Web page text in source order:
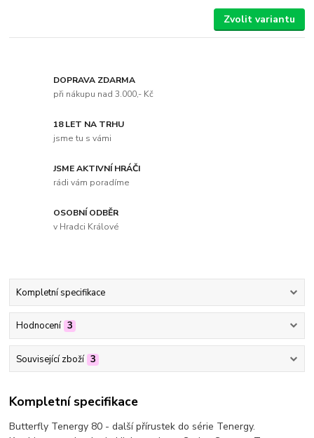
Zvolit variantu
DOPRAVA ZDARMA
při nákupu nad 3.000,- Kč
18 LET NA TRHU
jsme tu s vámi
JSME AKTIVNÍ HRÁČI
rádi vám poradíme
OSOBNÍ ODBĚR
v Hradci Králové
Kompletní specifikace
Hodnocení 3
Související zboží 3
Kompletní specifikace
Butterfly Tenergy 80 - další přírustek do série Tenergy.